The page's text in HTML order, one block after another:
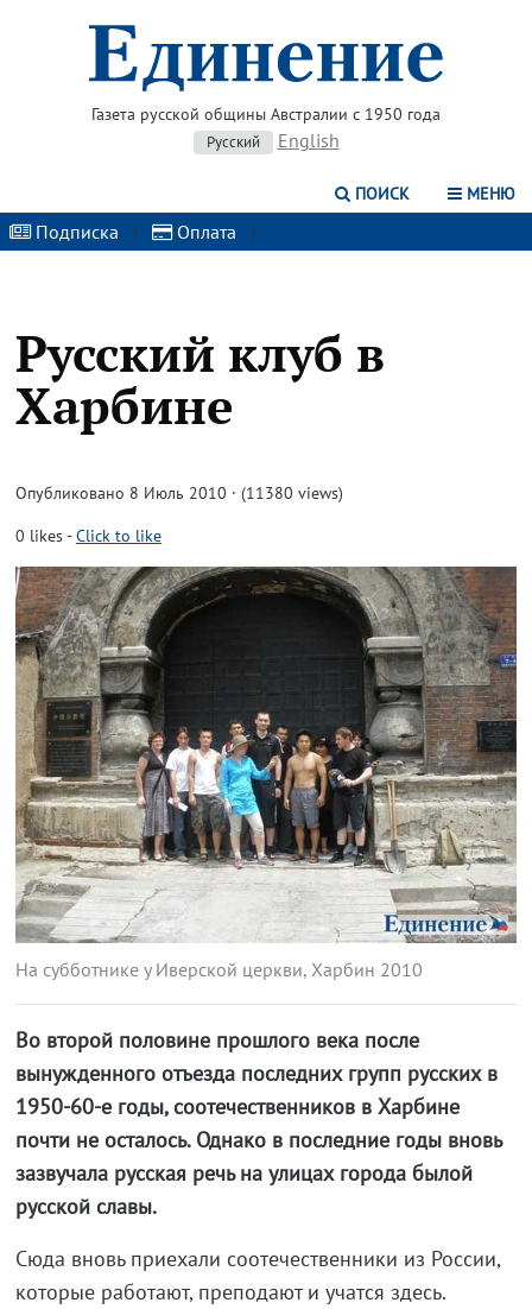
Газета русской общины Австралии с 1950 года
Русский English
ПОИСК МЕНЮ
Подписка | Оплата |
Русский клуб в
Харбине
Опубликовано 8 Июль 2010 · (11380 views)
0 likes-Click to like
На субботнике у Иверской церкви, Харбин 2010
Во второй половине прошлого века после
вынужденного отъезда последних групп русских в
1950-60-е годы, соотечественников в Харбине
почти не осталось. Однако в последние годы вновь
зазвучала русская речь на улицах города былой
русской славы.
Сюда вновь приехали соотечественники из России,
которые работают, преподают и учатся здесь.